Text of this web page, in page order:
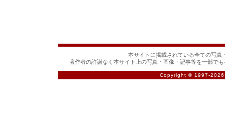
本サイトに掲載されている全ての写真
著作者の許諾なく本サイト上の写真・画像・記事等を一部で
Copyright © 1997-